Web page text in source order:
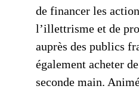
de financer les
l’illettrisme et de
auprès des publics
également acheter
seconde main.